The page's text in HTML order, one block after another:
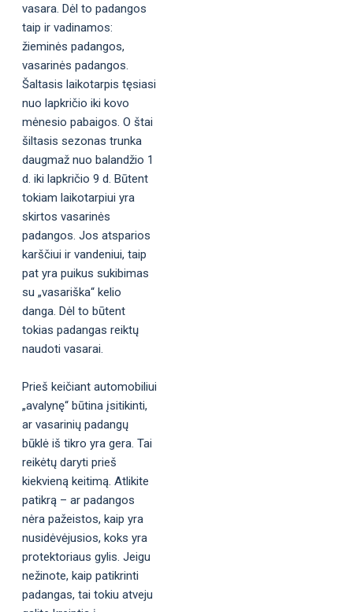
vasara. Dėl to padangos
taip ir vadinamos:
žieminės padangos,
vasarinės padangos.
Šaltasis laikotarpis tęsiasi
nuo lapkričio iki kovo
mėnesio pabaigos. O štai
šiltasis sezonas trunka
daugmaž nuo balandžio 1
d. iki lapkričio 9 d. Būtent
tokiam laikotarpiui yra
skirtos vasarinės
padangos. Jos atsparios
karščiui ir vandeniui, taip
pat yra puikus sukibimas
su „vasariška“ kelio
danga. Dėl to būtent
tokias padangas reiktų
naudoti vasarai.
Prieš keičiant automobiliui
„avalynę“ būtina įsitikinti,
ar vasarinių padangų
būklė iš tikro yra gera. Tai
reikėtų daryti prieš
kiekvieną keitimą. Atlikite
patikrą – ar padangos
nėra pažeistos, kaip yra
nusidėvėjusios, koks yra
protektoriaus gylis. Jeigu
nežinote, kaip patikrinti
padangas, tai tokiu atveju